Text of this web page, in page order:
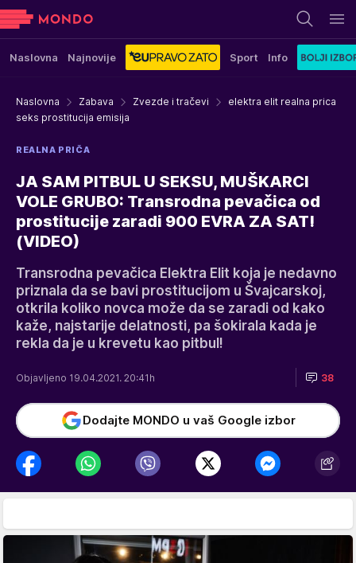
Naslovna Najnovije Sport Info
Naslovna Zabava Zvezde i tračevi
elektra elit realna prica
seks prostitucija emisija
REALNA PRIČA
JA SAM PITBUL U SEKSU, MUŠKARCI
VOLE GRUBO: Transrodna pevačica od
prostitucije zaradi 900 EVRA ZA SAT!
(VIDEO)
Transrodna pevačica Elektra Elit koja je nedavno
priznala da se bavi prostitucijom u Švajcarskoj,
otkrila koliko novca može da se zaradi od kako
kaže, najstarije delatnosti, pa šokirala kada je
rekla da je u krevetu kao pitbul!
Objavljeno 19.04.2021. 20:41h 38
Dodajte MONDO u vaš Google izbor